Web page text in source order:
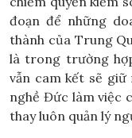
đoạn để những
thành của Trung
là trong trường
vẫn cam kết sẽ giữ
nghề Đức làm việc
thay luôn quản lý